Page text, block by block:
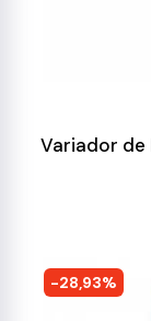
Variador de
-28,93%